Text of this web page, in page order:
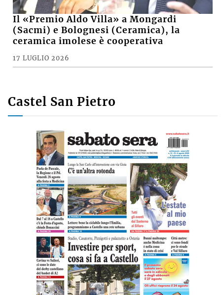
Il «Premio Aldo Villa» a Mongardi
(Sacmi) e Bolognesi (Ceramica), la
ceramica imolese è cooperativa
17 LUGLIO 2026
Castel San Pietro